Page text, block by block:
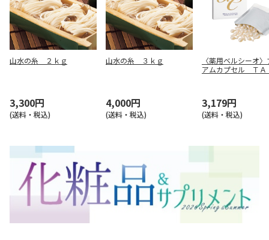
山水の糸 ２ｋｇ
3,300円
(送料・税込)
山水の糸 ３ｋｇ
4,000円
(送料・税込)
〈薬用ベルシーオ
アムカプセル Ｔ
3,179円
(送料・税込)